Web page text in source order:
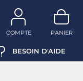
COMPTE PANIER
BESOIN D'AIDE